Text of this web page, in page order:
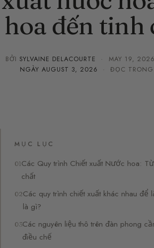
hoa đến tinh
BỞI SYLVAINE DELACOURTE · MAY 19, 2026
NGÀY AUGUST 3, 2026 · ĐỌC TRONG
MỤC LỤC
Các Quy trình Chiết xuất Nước hoa:
chất
Các quy trình chiết xuất khác nhau để
là gì?
Các nguyên liệu thô trên đàn phong
điều chế